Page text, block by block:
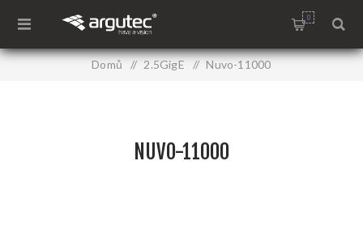
0
Domů / 2.5GigE / Nuvo-11000
NUVO-11000